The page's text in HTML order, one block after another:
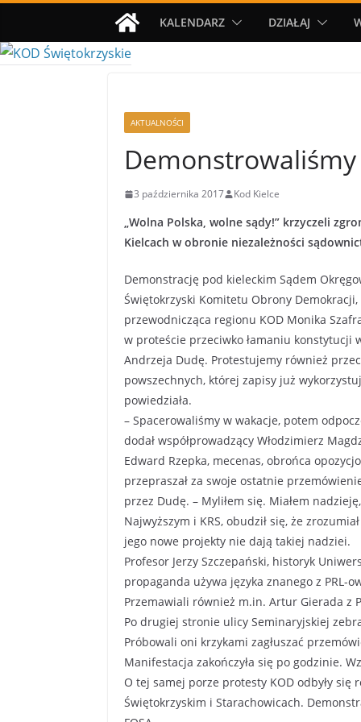
treści
KALENDARZ DZIAŁAJ
AKTUALNOŚCI
3 października 2017 Kod Kielce
„Wolna Polska, wolne sądy!” krzyczeli
Kielcach w obronie niezależności
Demonstrację pod kieleckim Sądem
Świętokrzyski Komitetu Obrony
przewodnicząca regionu KOD Monika
w proteście przeciwko łamaniu
Andrzeja Dudę. Protestujemy również
powszechnych, której zapisy już
powiedziała.
– Spacerowaliśmy w wakacje, potem
dodał współprowadzący Włodzimierz
Edward Rzepka, mecenas, obrońca
przepraszał za swoje ostatnie
przez Dudę. – Myliłem się. Miałem
Najwyższym i KRS, obudził się, że
jego nowe projekty nie dają takiej nadziei.
Profesor Jerzy Szczepański, historyk
propaganda używa języka znanego z PRL-
Przemawiali również m.in. Artur Gierada z
Po drugiej stronie ulicy Seminaryjskiej
Próbowali oni krzykami zagłuszać
Manifestacja zakończyła się po godzinie.
O tej samej porze protesty KOD odbyły
Świętokrzyskim i Starachowicach.